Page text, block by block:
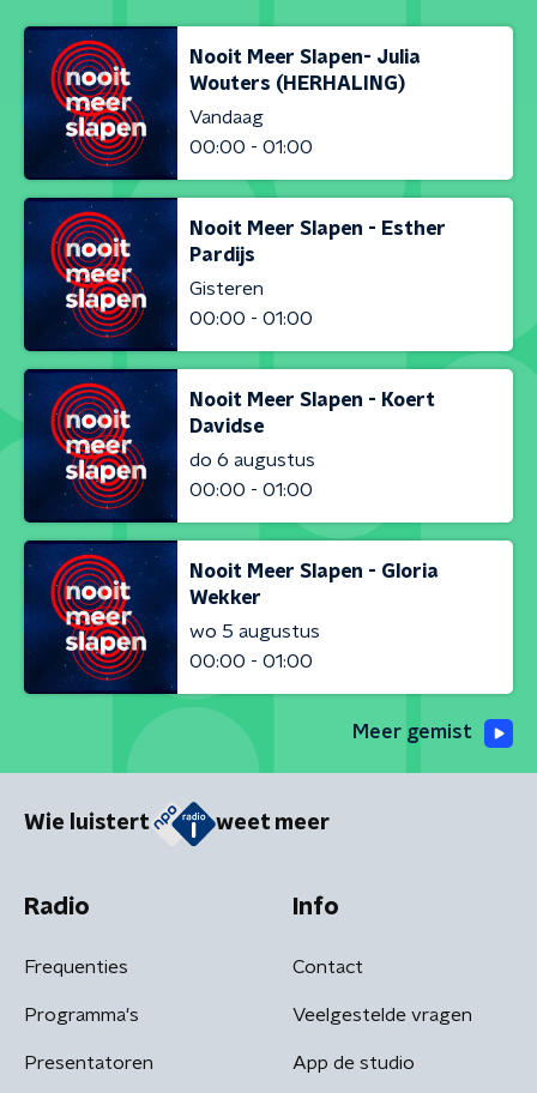
Nooit Meer Slapen- Julia
Wouters (HERHALING)
Vandaag
00:00 - 01:00
Nooit Meer Slapen - Esther
Pardijs
Gisteren
00:00 - 01:00
Nooit Meer Slapen - Koert
Davidse
do 6 augustus
00:00 - 01:00
Nooit Meer Slapen - Gloria
Wekker
wo 5 augustus
00:00 - 01:00
Meer gemist
Wie luistert weet meer
Radio
Frequenties
Programma's
Presentatoren
Info
Contact
Veelgestelde vragen
App de studio